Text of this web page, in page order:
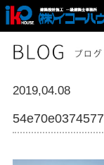
2019,04.08
54e70e0374577